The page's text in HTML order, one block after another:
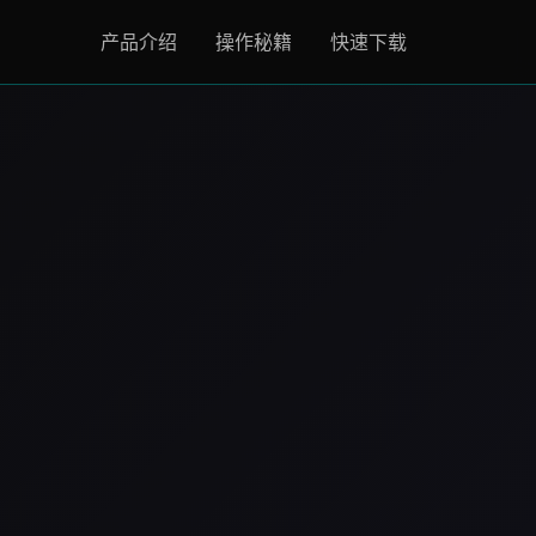
产品介绍 操作秘籍 快速下载